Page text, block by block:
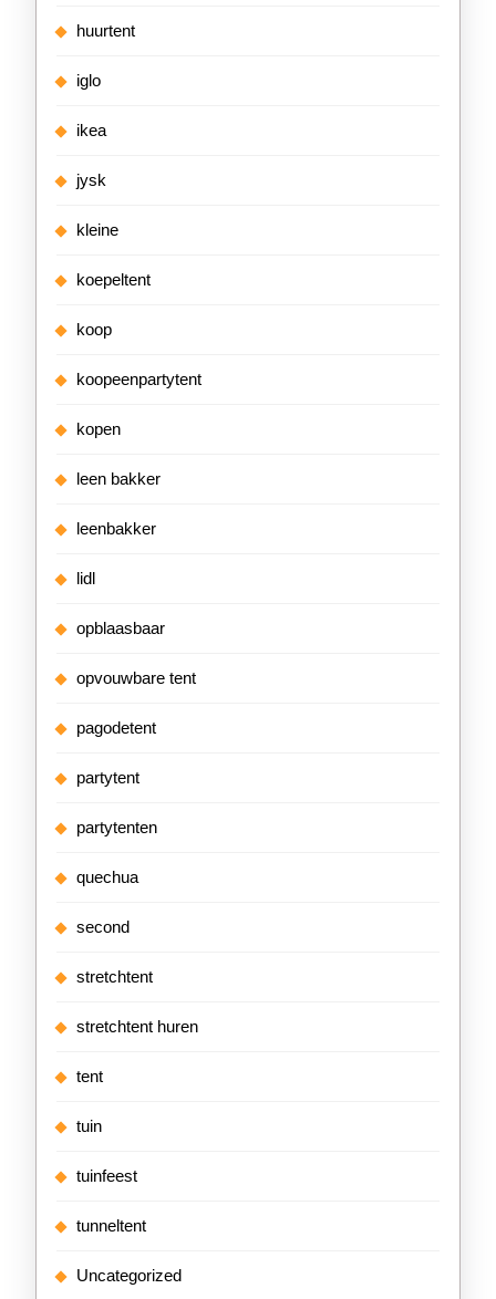
huurtent
iglo
ikea
jysk
kleine
koepeltent
koop
koopeenpartytent
kopen
leen bakker
leenbakker
lidl
opblaasbaar
opvouwbare tent
pagodetent
partytent
partytenten
quechua
second
stretchtent
stretchtent huren
tent
tuin
tuinfeest
tunneltent
Uncategorized